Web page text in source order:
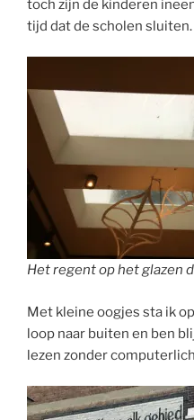
toch zijn de kinderen
tijd dat de scholen sluiten.
Het regent op het glazen
Met kleine oogjes sta ik
loop naar buiten en ben
lezen zonder